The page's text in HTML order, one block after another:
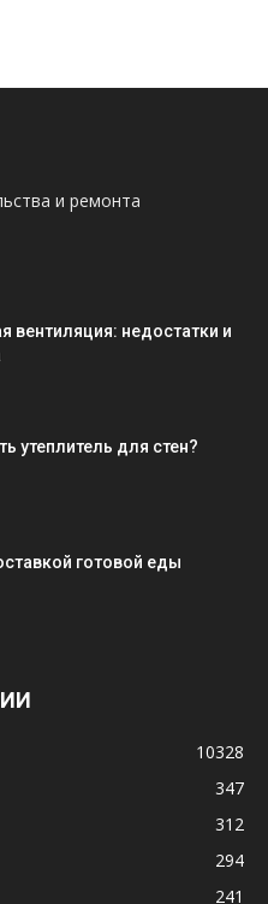
и ремонта
вентиляция: недостатки и
утеплитель для стен?
готовой еды
10328
347
312
294
241